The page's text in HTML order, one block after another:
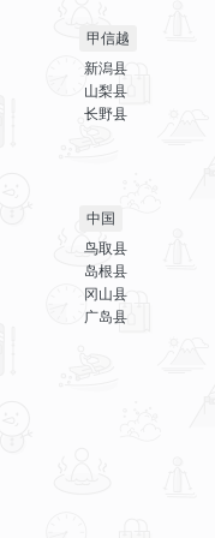
甲信越
新潟县
山梨县
长野县
中国
鸟取县
岛根县
冈山县
广岛县